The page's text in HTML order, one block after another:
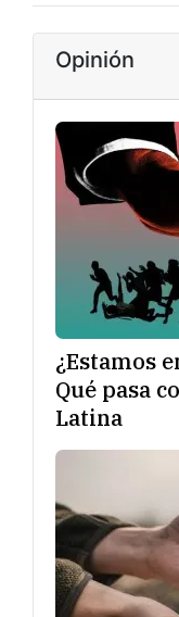
Opinión
¿Estamos
Qué pasa
Latina